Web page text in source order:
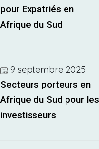
pour Expatriés en
Afrique du Sud
9 septembre 2025
Secteurs porteurs en
Afrique du Sud pour les
investisseurs